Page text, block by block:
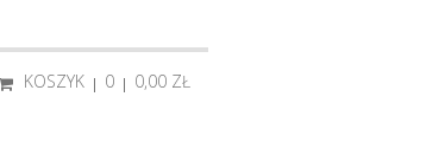
KOSZYK 0 0,00 ‎ZŁ